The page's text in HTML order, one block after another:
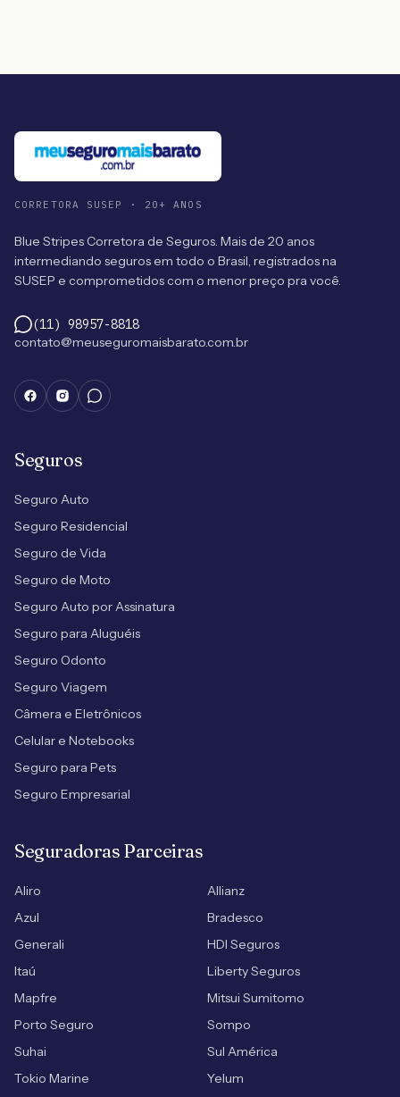
CORRETORA SUSEP · 20+ ANOS
Blue Stripes Corretora de Seguros. Mais de 20 anos
intermediando seguros em todo o Brasil, registrados na
SUSEP e comprometidos com o menor preço pra você.
(11) 98957-8818
contato@meuseguromaisbarato.com.br
Seguros
Seguro Auto
Seguro Residencial
Seguro de Vida
Seguro de Moto
Seguro Auto por Assinatura
Seguro para Aluguéis
Seguro Odonto
Seguro Viagem
Câmera e Eletrônicos
Celular e Notebooks
Seguro para Pets
Seguro Empresarial
Seguradoras Parceiras
Aliro
Allianz
Azul
Bradesco
Generali
HDI Seguros
Itaú
Liberty Seguros
Mapfre
Mitsui Sumitomo
Porto Seguro
Sompo
Suhai
Sul América
Tokio Marine
Yelum